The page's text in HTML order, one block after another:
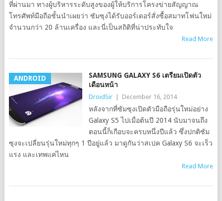
ที่ผ่านมา ทางผู้บริหารระดับสูงของผู้ให้บริการโครงข่ายสัญญาณ
โทรศัพท์มือถือชั้นนำเผยว่า ซัมซุงได้รับออร์เดอร์สั่งซื้อสมาทโฟนใหม่
จำนวนกว่า 20 ล้านเครื่อง และนี่เป็นสถิติที่น่าประทับใจ
Read More
ANDROID
SAMSUNG GALAXY S6 เตรียมเปิดตัว
เดือนหน้า
DroidSir December 16, 2014
หลังจากที่ซัมซุงเปิดตัวมือถือรุ่นใหม่อย่าง
Galaxy S5 ไปเมื่อต้นปี 2014 นับมาจนถึง
ตอนนี้ก็เกือบจะครบหนึ่งปีแล้ว ซึ่งปกติซัม
ซุงจะเปลี่ยนรุ่นใหม่ทุกๆ 1 ปีอยู่แล้ว มาดูกันว่าสเปค Galaxy S6 จะเร็ว
แรง และเทพแค่ไหน
Read More